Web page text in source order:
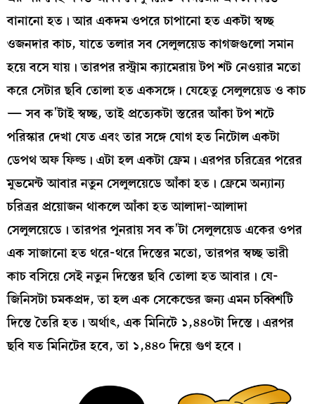
বানানো হত। আর একদম ওপরে চাপানো হত একটা স্বচ্ছ
ওজনদার কাচ, যাতে তলার সব সেলুলয়েড কাগজগুলো সমান
হয়ে বসে যায়। তারপর রস্ট্রাম ক্যামেরায় টপ শট নেওয়ার মতো
করে সেটার ছবি তোলা হত একসঙ্গে। যেহেতু সেলুলয়েড ও কাচ
— সব ক’টাই স্বচ্ছ, তাই প্রত্যেকটা স্তরের আঁকা টপ শটে
পরিস্কার দেখা যেত এবং তার সঙ্গে যোগ হত নিটোল একটা
ডেপথ অফ ফিল্ড। এটা হল একটা ফ্রেম। এরপর চরিত্রের পরের
মুভমেন্ট আবার নতুন সেলুলয়েডে আঁকা হত। ফ্রেমে অন্যান্য
চরিত্রর প্রয়োজন থাকলে আঁকা হত আলাদা-আলাদা
সেলুলয়েডে। তারপর পুনরায় সব ক’টা সেলুলয়েড একের ওপর
এক সাজানো হত থরে-থরে দিস্তের মতো, তারপর স্বচ্ছ ভারী
কাচ বসিয়ে সেই নতুন দিস্তের ছবি তোলা হত আবার। যে-
জিনিসটা চমকপ্রদ, তা হল এক সেকেন্ডের জন্য এমন চব্বিশটি
দিস্তে তৈরি হত। অর্থাৎ, এক মিনিটে ১,৪৪০টা দিস্তে। এরপর
ছবি যত মিনিটের হবে, তা ১,৪৪০ দিয়ে গুণ হবে।